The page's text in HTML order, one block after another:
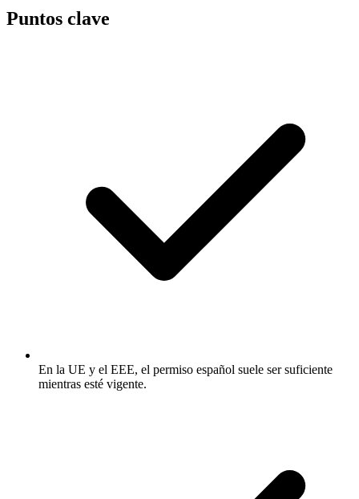
Puntos clave
En la UE y el EEE, el permiso español suele ser suficiente
mientras esté vigente.